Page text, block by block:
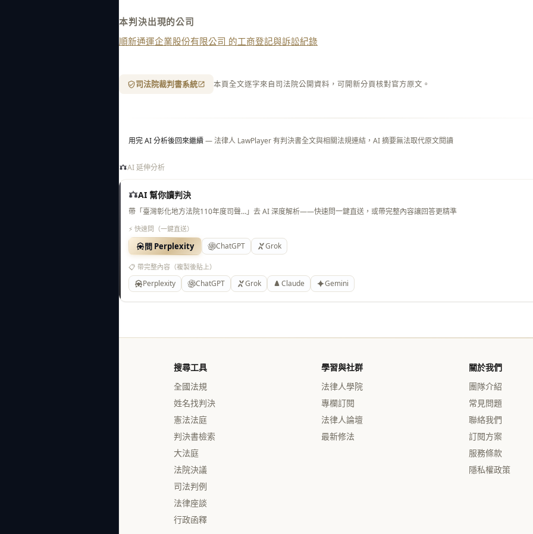
本判決出現的公司
順新通運企業股份有限公司 的工商登記與訴訟紀錄
司法院裁判書系統 本頁全文逐字來自司法院公開資料，可開新分頁核對官方原文。
用完 AI 分析後回來繼續— 法律人 LawPlayer 有判決書全文與相關法規連結，AI 摘要無法取代原文閱讀
AI 延伸分析
AI 幫你讀判決
帶「臺灣彰化地方法院110年度司聲…」去 AI 深度解析——快速問一鍵直送，或帶完整內容讓回答更精準
⚡ 快速問（一鍵直送）
問 Perplexity ChatGPT Grok
📋 帶完整內容（複製後貼上）
Perplexity ChatGPT Grok Claude Gemini
搜尋工具
全國法規
姓名找判決
憲法法庭
判決書檢索
大法庭
法院決議
司法判例
法律座談
行政函釋
學習與社群
法律人學院
專欄訂閱
法律人論壇
最新修法
關於我們
團隊介紹
常見問題
聯絡我們
訂閱方案
服務條款
隱私權政策